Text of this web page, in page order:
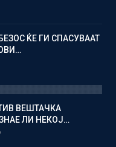
ЌЕ ГИ СПАСУВААТ
ВЕШТАЧКА
ЛИ НЕКОЈ…